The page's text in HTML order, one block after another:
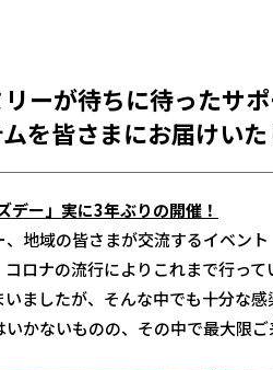
ーが待ちに待ったサ
を皆さまにお届けいた
デー」実に3年ぶりの開催！
、地域の皆さまが交流するイベン
コロナの流行によりこれまで行っ
ましたが、そんな中でも十分な
いかないものの、その中で最大限